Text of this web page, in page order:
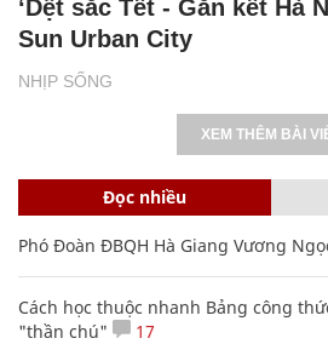
NHỊP SỐNG
‘Dệt sắc Tết - Gắn kết Hà
Sun Urban City
XEM THÊM BÀI
Đọc nhiều
Phó Đoàn ĐBQH Hà Giang Vương
Cách học thuộc nhanh Bảng công
"thần chú"
17